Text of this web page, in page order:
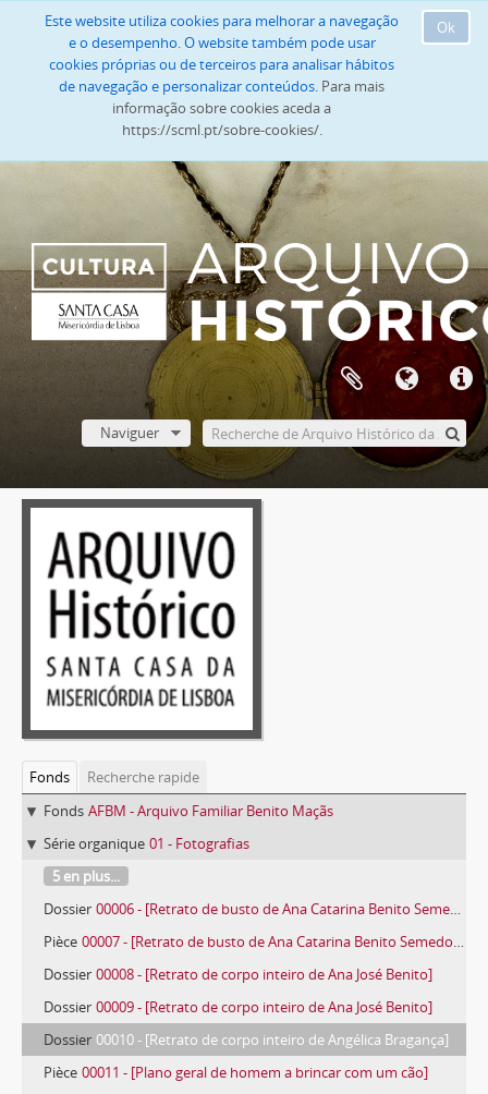
Ok
Este website utiliza cookies para melhorar a navegação
e o desempenho. O website também pode usar
cookies próprias ou de terceiros para analisar hábitos
de navegação e personalizar conteúdos. Para mais
informação sobre cookies aceda a
https://scml.pt/sobre-cookies/.
Naviguer
Fonds
Recherche rapide
Fonds AFBM - Arquivo Familiar Benito Maçãs
Série organique 01 - Fotografias
5 en plus...
Dossier 00006 - [Retrato de busto de Ana Catarina Benito Semedo Maçãs]
Pièce 00007 - [Retrato de busto de Ana Catarina Benito Semedo Maçãs]
Dossier 00008 - [Retrato de corpo inteiro de Ana José Benito]
Dossier 00009 - [Retrato de corpo inteiro de Ana José Benito]
Dossier 00010 - [Retrato de corpo inteiro de Angélica Bragança]
Pièce 00011 - [Plano geral de homem a brincar com um cão]